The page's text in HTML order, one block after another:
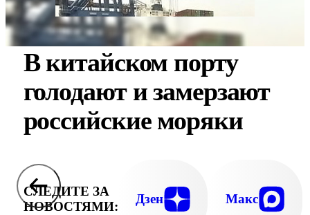
В китайском порту
голодают и замерзают
российские моряки
СЛЕДИТЕ ЗА
НОВОСТЯМИ:
Дзен Макс